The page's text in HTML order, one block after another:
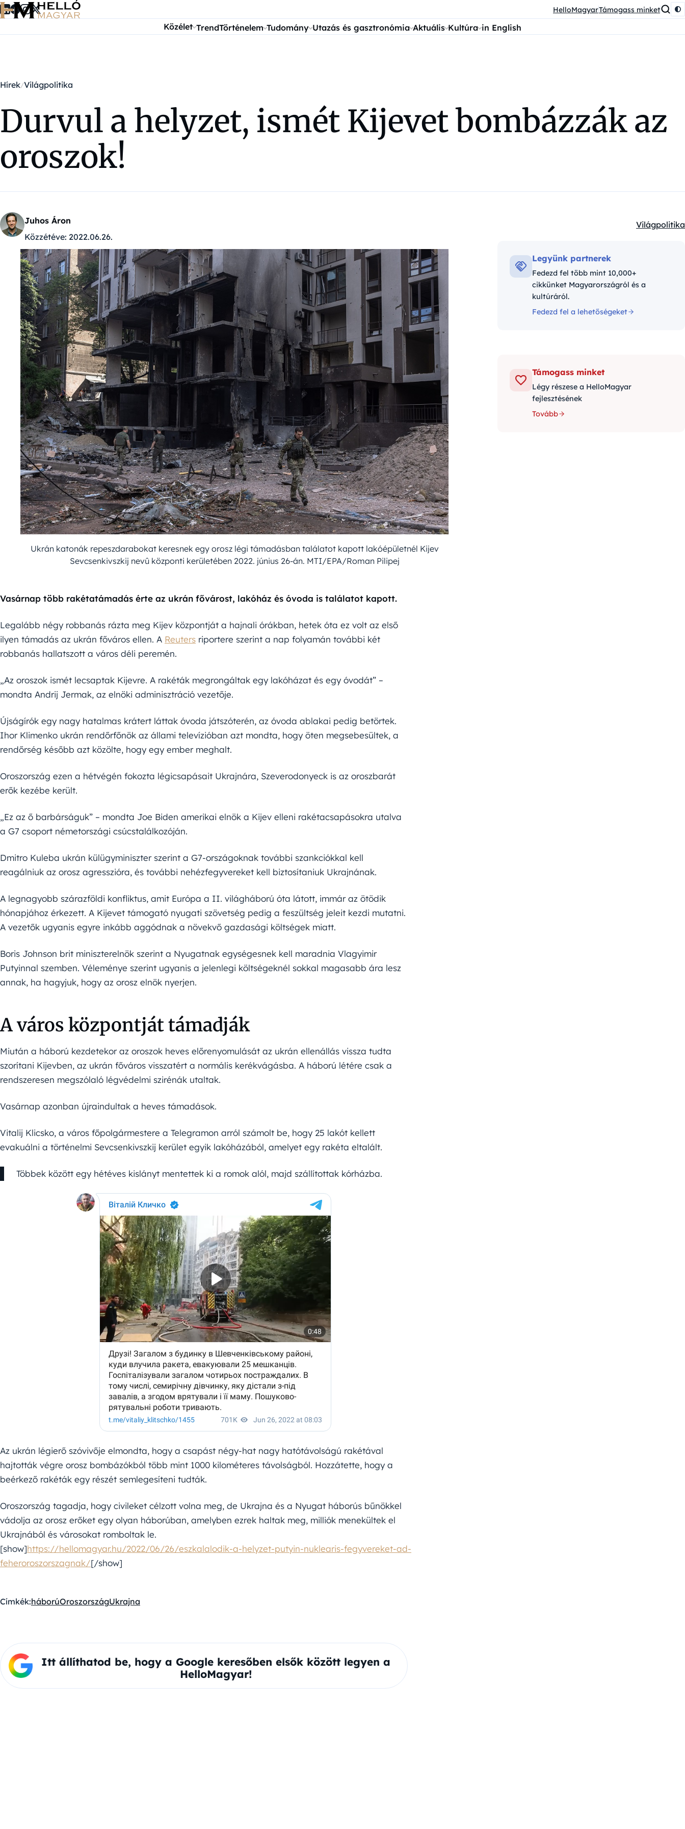
Ugrás a tartalomra HelloMagyarTámogass minket
Közélet TrendTörténelem Tudomány Utazás és gasztronómia Aktuális Kultúra in English
Hírek Világpolitika
Durvul a helyzet, ismét Kijevet bombázzák az
oroszok!
Juhos Áron
Közzétéve: 2022.06.26.
Kategóriák:
Világpolitika
Ukrán katonák repeszdarabokat keresnek egy orosz légi támadásban találatot kapott lakóépületnél Kijev
Sevcsenkivszkij nevû központi kerületében 2022. június 26-án. MTI/EPA/Roman Pilipej
Vasárnap több rakétatámadás érte az ukrán fővárost, lakóház és óvoda is találatot kapott.
Legalább négy robbanás rázta meg Kijev központját a hajnali órákban, hetek óta ez volt az első
ilyen támadás az ukrán főváros ellen. A Reuters riportere szerint a nap folyamán további két
robbanás hallatszott a város déli peremén.
„Az oroszok ismét lecsaptak Kijevre. A rakéták megrongáltak egy lakóházat és egy óvodát” –
mondta Andrij Jermak, az elnöki adminisztráció vezetője.
Újságírók egy nagy hatalmas krátert láttak óvoda játszóterén, az óvoda ablakai pedig betörtek.
Ihor Klimenko ukrán rendőrfőnök az állami televízióban azt mondta, hogy öten megsebesültek, a
rendőrség később azt közölte, hogy egy ember meghalt.
Oroszország ezen a hétvégén fokozta légicsapásait Ukrajnára, Szeverodonyeck is az oroszbarát
erők kezébe került.
„Ez az ő barbárságuk” – mondta Joe Biden amerikai elnök a Kijev elleni rakétacsapásokra utalva
a G7 csoport németországi csúcstalálkozóján.
Dmitro Kuleba ukrán külügyminiszter szerint a G7-országoknak további szankciókkal kell
reagálniuk az orosz agresszióra, és további nehézfegyvereket kell biztosítaniuk Ukrajnának.
A legnagyobb szárazföldi konfliktus, amit Európa a II. világháború óta látott, immár az ötödik
hónapjához érkezett. A Kijevet támogató nyugati szövetség pedig a feszültség jeleit kezdi mutatni.
A vezetők ugyanis egyre inkább aggódnak a növekvő gazdasági költségek miatt.
Boris Johnson brit miniszterelnök szerint a Nyugatnak egységesnek kell maradnia Vlagyimir
Putyinnal szemben. Véleménye szerint ugyanis a jelenlegi költségeknél sokkal magasabb ára lesz
annak, ha hagyjuk, hogy az orosz elnök nyerjen.
A város központját támadják
Miután a háború kezdetekor az oroszok heves előrenyomulását az ukrán ellenállás vissza tudta
szorítani Kijevben, az ukrán főváros visszatért a normális kerékvágásba. A háború létére csak a
rendszeresen megszólaló légvédelmi szirénák utaltak.
Vasárnap azonban újraindultak a heves támadások.
Vitalij Klicsko, a város főpolgármestere a Telegramon arról számolt be, hogy 25 lakót kellett
evakuálni a történelmi Sevcsenkivszkij kerület egyik lakóházából, amelyet egy rakéta eltalált.
Többek között egy hétéves kislányt mentettek ki a romok alól, majd szállítottak kórházba.
Az ukrán légierő szóvivője elmondta, hogy a csapást négy-hat nagy hatótávolságú rakétával
hajtották végre orosz bombázókból több mint 1000 kilométeres távolságból. Hozzátette, hogy a
beérkező rakéták egy részét semlegesíteni tudták.
Oroszország tagadja, hogy civileket célzott volna meg, de Ukrajna és a Nyugat háborús bűnökkel
vádolja az orosz erőket egy olyan háborúban, amelyben ezrek haltak meg, milliók menekültek el
Ukrajnából és városokat romboltak le.
[show]https://hellomagyar.hu/2022/06/26/eszkalalodik-a-helyzet-putyin-nuklearis-fegyvereket-ad-
feheroroszorszagnak/[/show]
Címkék:háborúOroszországUkrajna
Itt állíthatod be, hogy a Google keresőben elsők között legyen a
HelloMagyar!
Legyünk partnerek
Fedezd fel több mint 10,000+
cikkünket Magyarországról és a
kultúráról.
Fedezd fel a lehetőségeket
Támogass minket
Légy részese a HelloMagyar
fejlesztésének
Tovább